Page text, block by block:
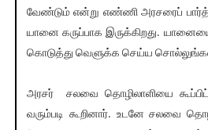
வேண்டும் என்று எண்ணி அரசரைப்
யானை கருப்பாக இருக்கிறது.
கொடுத்து வெளுக்க செய்ய
அரசர் சலவை தொழிலாளியை
வரும்படி கூறினார். உடனே சலவை